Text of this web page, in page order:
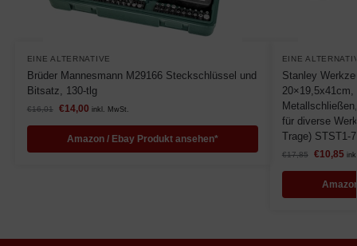
EINE ALTERNATIVE
Brüder Mannesmann M29166 Steckschlüssel und
Bitsatz, 130-tlg
€16,01 €14,00 inkl. MwSt.
Amazon / Ebay Produkt ansehen*
EINE
Stanley
für diverse
Trage) STST1-
€17,85 €10,85